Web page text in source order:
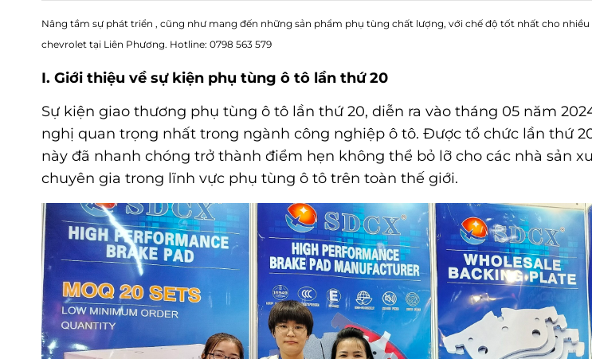
Nâng tầm sự phát triển , cũng như mang đến những sản phẩm phụ tùng chất lượng, với chế độ tốt nhất cho
chevrolet tại Liên Phương. Hotline: 0798 563 579
I. Giới thiệu về sự kiện phụ tùng ô tô lần thứ 20
Sự kiện giao thương phụ tùng ô tô lần thứ 20, diễn ra vào tháng 05 năm
nghị quan trọng nhất trong ngành công nghiệp ô tô. Được tổ chức lần thứ
này đã nhanh chóng trở thành điểm hẹn không thể bỏ lỡ cho các nhà sản
chuyên gia trong lĩnh vực phụ tùng ô tô trên toàn thế giới.